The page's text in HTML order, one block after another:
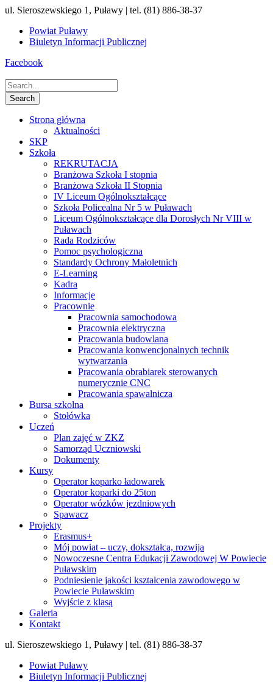
ul. Sieroszewskiego 1, Puławy | tel. (81) 886-38-37
Powiat Puławy
Biuletyn Informacji Publicznej
Facebook
Strona główna
Aktualności
SKP
Szkoła
REKRUTACJA
Branżowa Szkoła I stopnia
Branżowa Szkoła II Stopnia
IV Liceum Ogólnokształcące
Szkoła Policealna Nr 5 w Puławach
Liceum Ogólnokształcące dla Dorosłych Nr VIII w
Puławach
Rada Rodziców
Pomoc psychologiczna
Standardy Ochrony Małoletnich
E-Learning
Kadra
Informacje
Pracownie
Pracownia samochodowa
Pracownia elektryczna
Pracowania budowlana
Pracowania konwencjonalnych technik
wytwarzania
Pracowania obrabiarek sterowanych
numerycznie CNC
Pracowania spawalnicza
Bursa szkolna
Stołówka
Uczeń
Plan zajęć w ZKZ
Samorząd Uczniowski
Dokumenty
Kursy
Operator koparko ładowarek
Operator koparki do 25ton
Operator wózków jezdniowych
Spawacz
Projekty
Erasmus+
Mój powiat – uczy, dokształca, rozwija
Nowoczesne Centra Edukacji Zawodowej W Powiecie
Puławskim
Podniesienie jakości kształcenia zawodowego w
Powiecie Puławskim
Wyjście z klasą
Galeria
Kontakt
ul. Sieroszewskiego 1, Puławy | tel. (81) 886-38-37
Powiat Puławy
Biuletyn Informacji Publicznej